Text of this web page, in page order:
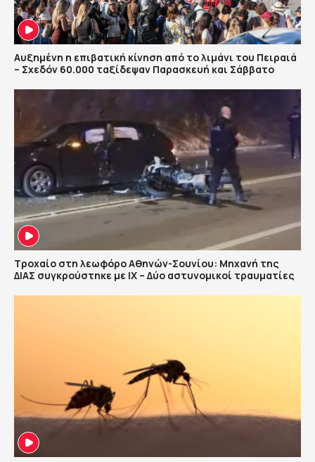
Αυξημένη η επιβατική κίνηση από το λιμάνι του Πειραιά
– Σχεδόν 60.000 ταξίδεψαν Παρασκευή και Σάββατο
Τροχαίο στη λεωφόρο Αθηνών-Σουνίου: Μηχανή της
ΔΙΑΣ συγκρούστηκε με ΙΧ – Δύο αστυνομικοί τραυματίες